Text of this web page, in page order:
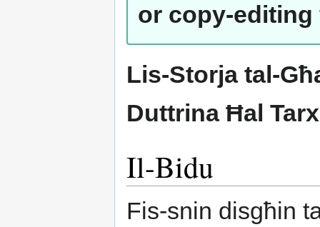
or copy-editing
Lis-Storja tal-
Duttrina Ħal
Il-Bidu
Fis-snin disgħin